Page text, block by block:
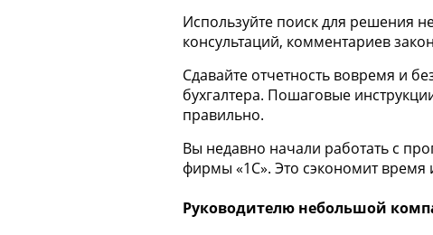
Используйте поиск для решения
консультаций, комментариев
Сдавайте отчетность вовремя и
бухгалтера. Пошаговые
правильно.
Вы недавно начали работать с
фирмы «1С». Это сэкономит время
Руководителю небольшой